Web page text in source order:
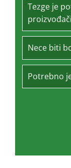
Tezge je
Nece biti
Potrebno